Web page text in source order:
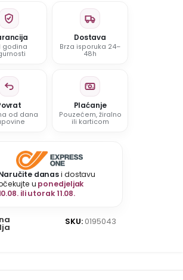
godina
Dostava
Brza isporuka 24–
48h
od dana
Plaćanje
Pouzećem, žiralno
ili karticom
danasi dostavu
u ponedjeljak
ili utorak 11.08.
SKU: 0195043